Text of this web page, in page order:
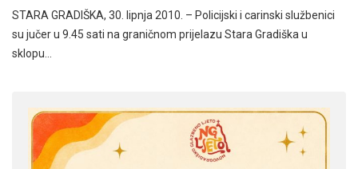
STARA GRADIŠKA, 30. lipnja 2010. – Policijski i carinski službenici
su jučer u 9.45 sati na graničnom prijelazu Stara Gradiška u
sklopu…